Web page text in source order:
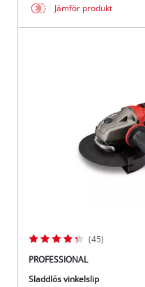
Jämför produkt
(45)
PROFESSIONAL
Sladdlös vinkelslip